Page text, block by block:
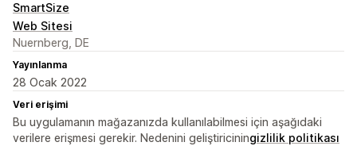
SmartSize
Web Sitesi
Nuernberg, DE
Yayınlanma
28 Ocak 2022
Veri erişimi
Bu uygulamanın mağazanızda kullanılabilmesi için aşağıdaki
verilere erişmesi gerekir. Nedenini geliştiriciningizlilik politikası